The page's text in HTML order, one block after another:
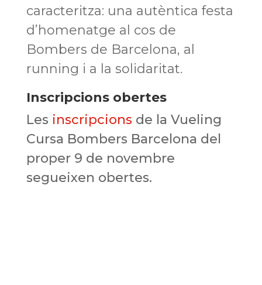
caracteritza: una autèntica festa
d’homenatge al cos de
Bombers de Barcelona, al
running i a la solidaritat.
Inscripcions obertes
Les inscripcionsde la Vueling
Cursa Bombers Barcelona del
proper 9 de novembre
segueixen obertes.